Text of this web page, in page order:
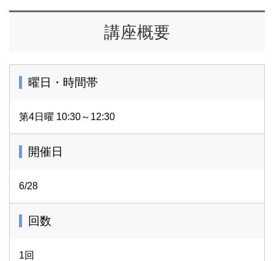
講座概要
曜日・時間帯
第4日曜 10:30～12:30
開催日
6/28
回数
1回